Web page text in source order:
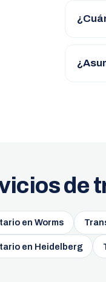
de
en Worms
en Heidelberg